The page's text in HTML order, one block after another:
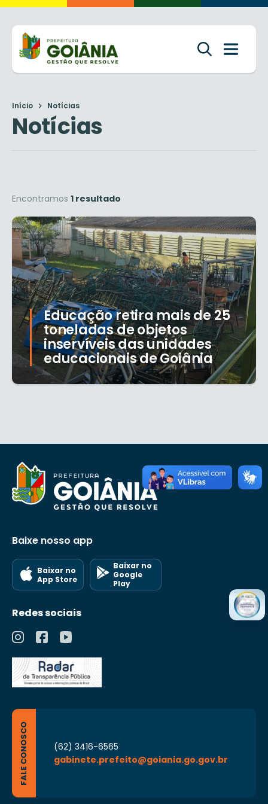
Início Notícias
Notícias
Encontramos 1 resultado
Educação retira mais de 25
toneladas de objetos
inservíveis das unidades
educacionais de Goiânia
Baixe nosso app
Baixar no
App Store
Baixar no
Google
Play
Redes sociais
FALE CONOSCO
(62) 3416-6565
gabinete.prefeito@goiania.go.gov.br